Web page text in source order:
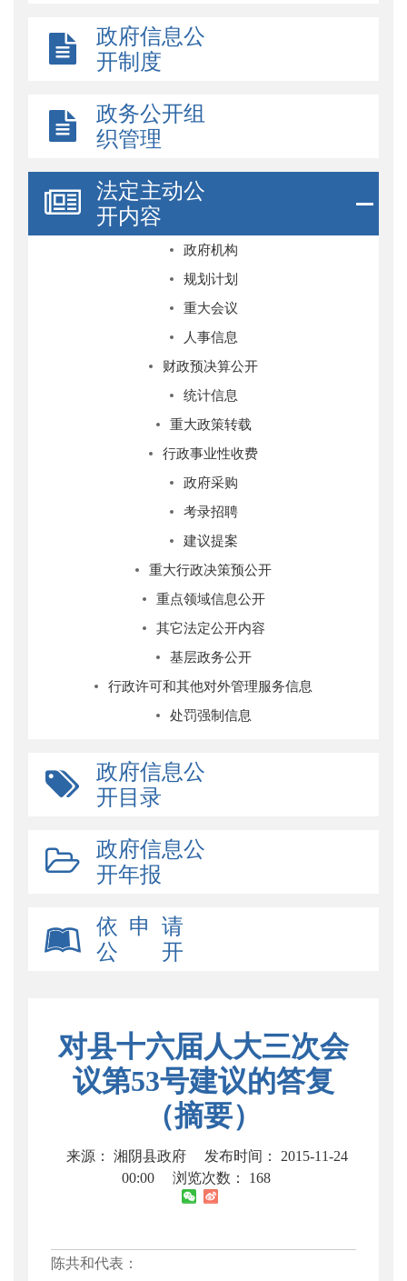
政府信息公
开制度
政务公开组
织管理
法定主动公
开内容
政府机构
规划计划
重大会议
人事信息
财政预决算公开
统计信息
重大政策转载
行政事业性收费
政府采购
考录招聘
建议提案
重大行政决策预公开
重点领域信息公开
其它法定公开内容
基层政务公开
行政许可和其他对外管理服务信息
处罚强制信息
政府信息公
开目录
政府信息公
开年报
依 申 请
公 开
对县十六届人大三次会
议第53号建议的答复
（摘要）
来源： 湘阴县政府
发布时间： 2015-11-24
00:00
浏览次数： 168
陈共和代表：